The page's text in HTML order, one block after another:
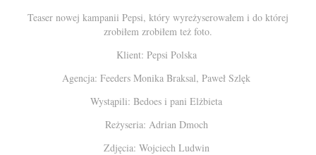
Teaser nowej kampanii Pepsi, który wyreżyserowałem i do której
zrobiłem zrobiłem też foto.
Klient: Pepsi Polska
Agencja: Feeders Monika Braksal, Paweł Szlęk
Wystąpili: Bedoes i pani Elżbieta
Reżyseria: Adrian Dmoch
Zdjęcia: Wojciech Ludwin